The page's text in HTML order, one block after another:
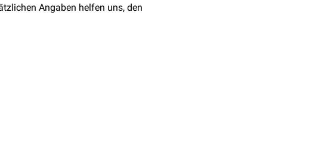
Angaben helfen uns, den